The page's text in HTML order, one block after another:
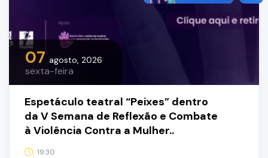
07 agosto, 2026
sexta-feira
Espetáculo teatral “Peixes” dentro
da V Semana de Reflexão e Combate
à Violência Contra a Mulher..
19:30